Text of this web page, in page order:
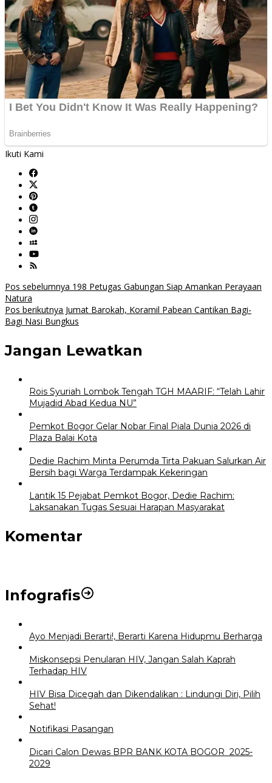
Ikuti Kami
Navigasi
pos
Pos sebelumnya 198 Petugas Gabungan Siap Amankan Perayaan
Natura
Pos berikutnya Jumat Barokah, Koramil Pabean Cantikan Bagi-
Bagi Nasi Bungkus
Jangan Lewatkan
Rois Syuriah Lombok Tengah TGH MAARIF: “Telah Lahir
Mujadid Abad Kedua NU”
Pemkot Bogor Gelar Nobar Final Piala Dunia 2026 di
Plaza Balai Kota
Dedie Rachim Minta Perumda Tirta Pakuan Salurkan Air
Bersih bagi Warga Terdampak Kekeringan
Lantik 15 Pejabat Pemkot Bogor, Dedie Rachim:
Laksanakan Tugas Sesuai Harapan Masyarakat
Komentar
Infografis
Ayo Menjadi Berarti!, Berarti Karena Hidupmu Berharga
Miskonsepsi Penularan HIV, Jangan Salah Kaprah
Terhadap HIV
HIV Bisa Dicegah dan Dikendalikan : Lindungi Diri, Pilih
Sehat!
Notifikasi Pasangan
Dicari Calon Dewas BPR BANK KOTA BOGOR 2025-
2029